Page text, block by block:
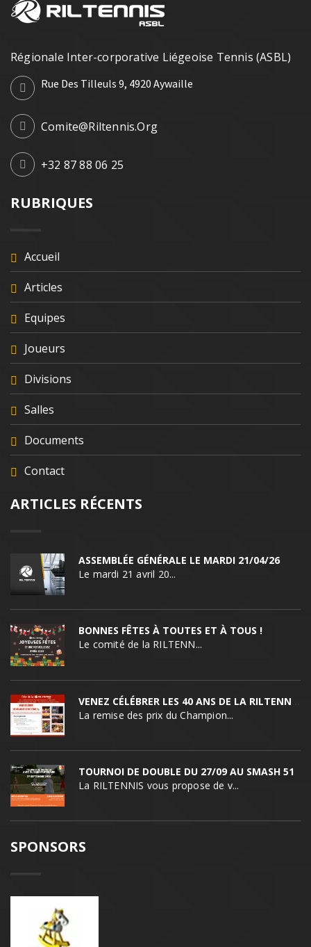
Régionale Inter-corporative Liégeoise Tennis (ASBL)
Rue Des Tilleuls 9, 4920 Aywaille
Comite@riltennis.org
+32 87 88 06 25
RUBRIQUES
Accueil
Articles
Equipes
Joueurs
Divisions
Salles
Documents
Contact
ARTICLES RÉCENTS
ASSEMBLÉE GÉNÉRALE LE MARDI 21/04/26
Le mardi 21 avril 20...
BONNES FÊTES À TOUTES ET À TOUS !
Le comité de la RILTENN...
La remise des prix du Champion...
TOURNOI DE DOUBLE DU 27/09 AU SMASH 51
La RILTENNIS vous propose de v...
SPONSORS